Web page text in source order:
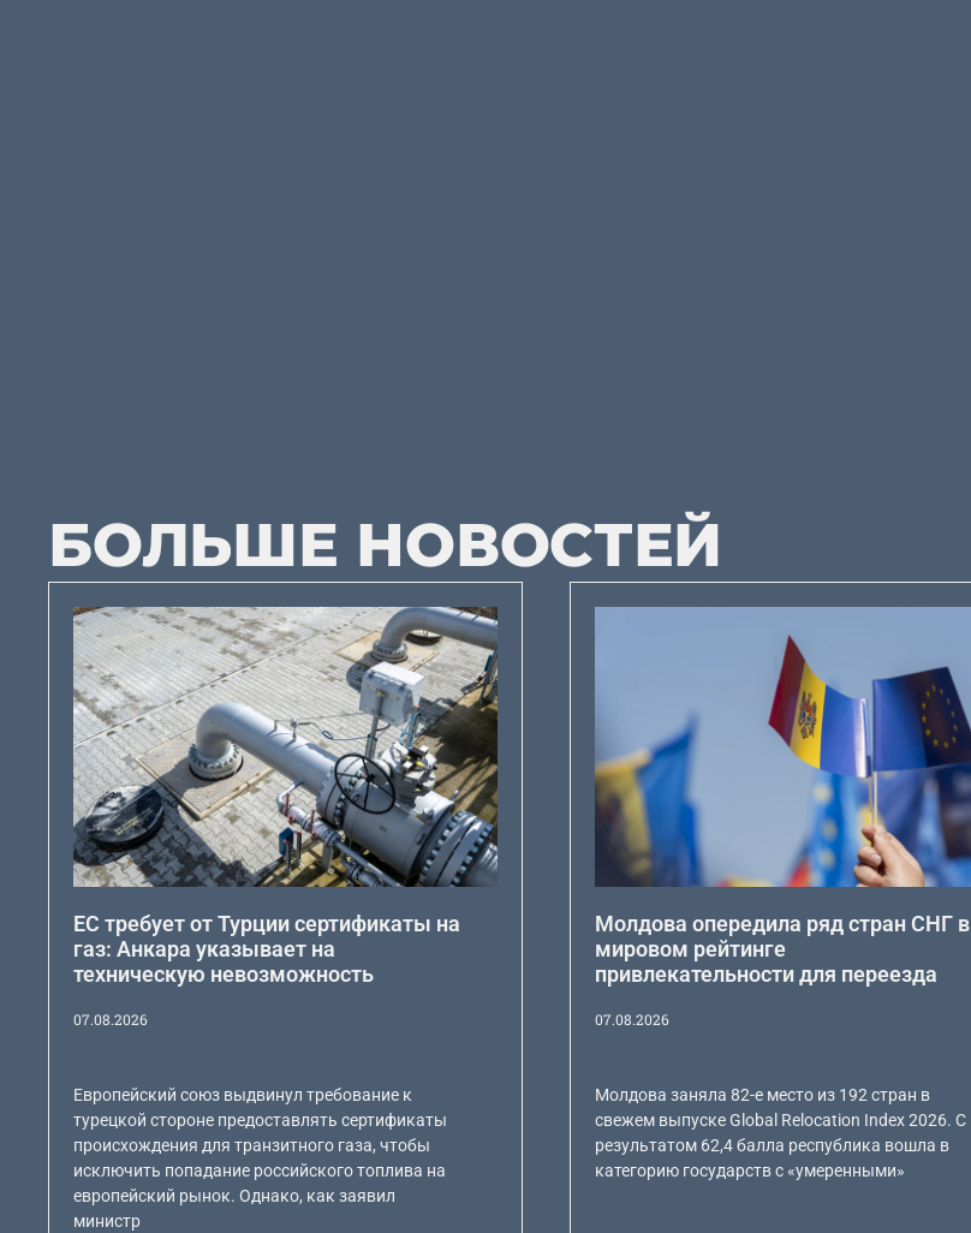
БОЛЬШЕ НОВОСТЕЙ
ЕС требует от Турции сертификаты на
газ: Анкара указывает на
техническую невозможность
07.08.2026
Европейский союз выдвинул требование к
турецкой стороне предоставлять сертификаты
происхождения для транзитного газа, чтобы
исключить попадание российского топлива на
европейский рынок. Однако, как заявил
министр
Молдова опередила ряд стран СНГ в
мировом рейтинге
привлекательности для переезда
07.08.2026
Молдова заняла 82-е место из 192 стран в
свежем выпуске Global Relocation Index 2026. С
результатом 62,4 балла республика вошла в
категорию государств с «умеренными»